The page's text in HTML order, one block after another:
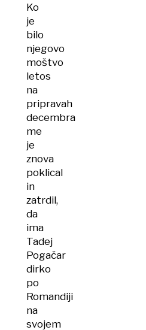
Ko
je
bilo
njegovo
moštvo
letos
na
pripravah
decembra
me
je
znova
poklical
in
zatrdil,
da
ima
Tadej
Pogačar
dirko
po
Romandiji
na
svojem